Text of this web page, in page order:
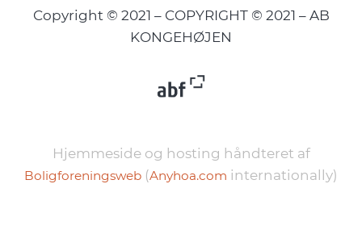
Copyright © 2021 – COPYRIGHT © 2021 – AB
KONGEHØJEN
Hjemmeside og hosting håndteret af
Boligforeningsweb (Anyhoa.com internationally)